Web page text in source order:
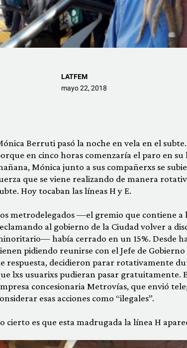
LATFEM
mayo 22, 2018
Berruti pasó la noche en vela en el
en cinco horas comenzaría el paro en su
Mónica junto a sus compañerxs se
que se viene realizando de manera
Hoy tocaban las líneas H y E.
metrodelegados —el gremio que contiene
al gobierno de la Ciudad volver a
había cerrado en un 15%. Desde
pidiendo reunirse con el Jefe de
respuesta, decidieron parar rotativamente
lxs usuarixs pudieran pasar gratuitamente.
concesionaria Metrovías, que envió
esas acciones como “ilegales”.
cierto es que esta madrugada la línea H